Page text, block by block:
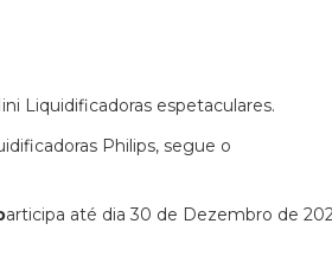
Liquidificadoras espetaculares.
Philips, segue o
articipa até dia 30 de Dezembro de